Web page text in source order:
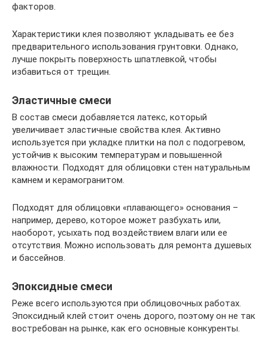
факторов.
Характеристики клея позволяют укладывать ее без
предварительного использования грунтовки. Однако,
лучше покрыть поверхность шпатлевкой, чтобы
избавиться от трещин.
Эластичные смеси
В состав смеси добавляется латекс, который
увеличивает эластичные свойства клея. Активно
используется при укладке плитки на пол с подогревом,
устойчив к высоким температурам и повышенной
влажности. Подходят для облицовки стен натуральным
камнем и керамогранитом.
Подходят для облицовки «плавающего» основания –
например, дерево, которое может разбухать или,
наоборот, усыхать под воздействием влаги или ее
отсутствия. Можно использовать для ремонта душевых
и бассейнов.
Эпоксидные смеси
Реже всего используются при облицовочных работах.
Эпоксидный клей стоит очень дорого, поэтому он не так
востребован на рынке, как его основные конкуренты.